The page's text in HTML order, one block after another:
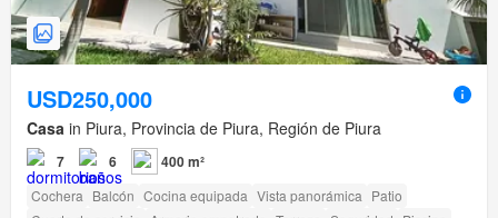
USD250,000
Casa in Piura, Provincia de Piura, Región de Piura
7 6 400 m²
Cochera Balcón Cocina equipada Vista panorámica Patio